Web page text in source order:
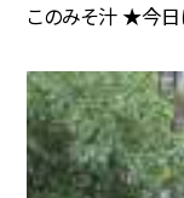
このみそ汁 ★今日